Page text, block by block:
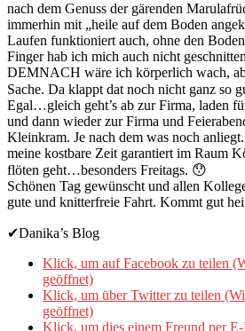
nach dem Genuss der gärenden
immerhin mit „heile auf dem Boden
Laufen funktioniert auch, ohne den
Finger hab ich mich auch nicht
DEMNACH wäre ich körperlich wach,
Sache. Da klappt dat noch nicht ganz so
Egal…gleich geht’s ab zur Firma, laden
und dann wieder zur Firma und
Kleinkram. Je nach dem was noch
meine kostbare Zeit garantiert im Raum
flöten geht…besonders Freitags. 😯
Schönen Tag gewünscht und allen
gute und knitterfreie Fahrt. Kommt gut
✔Danika’s Blog
Klick, um auf Facebook zu teilen
geöffnet)
Klick, um über Twitter zu teilen
geöffnet)
Klick, um dies einem Freund per